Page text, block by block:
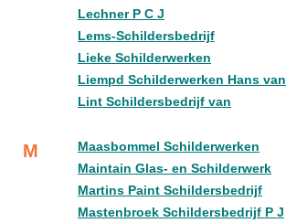
Lechner P C J
Lems-Schildersbedrijf
Lieke Schilderwerken
Liempd Schilderwerken Hans van
Lint Schildersbedrijf van
M
Maasbommel Schilderwerken
Maintain Glas- en Schilderwerk
Martins Paint Schildersbedrijf
Mastenbroek Schildersbedrijf P J